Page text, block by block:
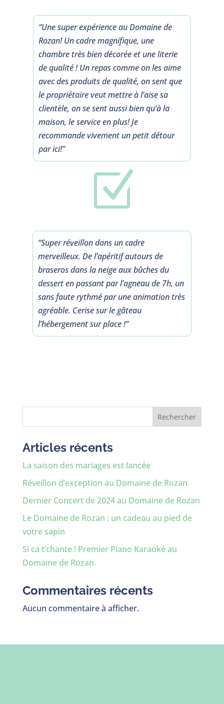
“Une super expérience au Domaine de
Rozan! Un cadre magnifique, une
chambre très bien décorée et une literie
de qualité ! Un repas comme on les aime
avec des produits de qualité, on sent que
le propriétaire veut mettre à l’aise sa
clientèle, on se sent aussi bien qu’à la
maison, le service en plus! Je
recommande vivement un petit détour
par ici!”
Z
“Super réveillon dans un cadre
merveilleux. De l’apéritif autours de
braseros dans la neige aux bûches du
dessert en passant par l’agneau de 7h, un
sans faute rythmé par une animation très
agréable. Cerise sur le gâteau
l’hébergement sur place !”
Rechercher
Articles récents
La saison des mariages est lancée
Réveillon d’exception au Domaine de Rozan
Dernier Concert de 2024 au Domaine de Rozan
Le Domaine de Rozan : un cadeau au pied de
votre sapin
Si ca t’chante ! Premier Piano Karaoké au
Domaine de Rozan.
Commentaires récents
Aucun commentaire à afficher.